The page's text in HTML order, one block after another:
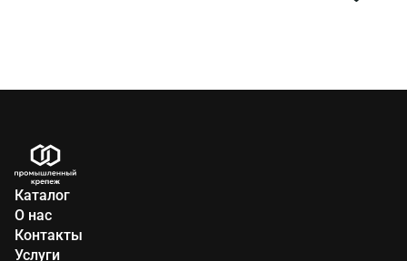
8792 Дл бит (кв. 1/4 - hex 1/4)
8808
Каталог
О нас
Контакты
Услуги